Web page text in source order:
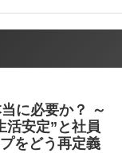
に必要か？ ～
活安定”と社員
をどう再定義